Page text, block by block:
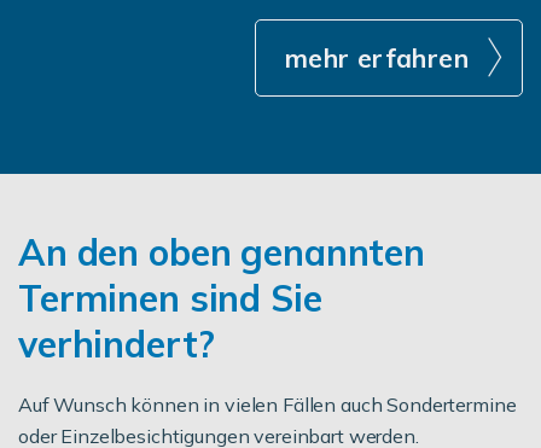
mehr erfahren
An den oben genannten
Terminen sind Sie
verhindert?
Auf Wunsch können in vielen Fällen auch Sondertermine
oder Einzelbesichtigungen vereinbart werden.